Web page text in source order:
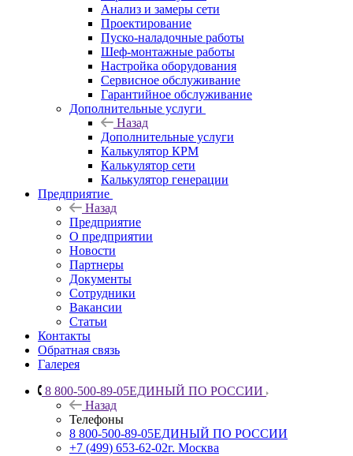
Анализ и замеры сети
Проектирование
Пуско-наладочные работы
Шеф-монтажные работы
Настройка оборудования
Сервисное обслуживание
Гарантийное обслуживание
Дополнительные услуги
Назад
Дополнительные услуги
Калькулятор КРМ
Калькулятор сети
Калькулятор генерации
Предприятие
Назад
Предприятие
О предприятии
Новости
Партнеры
Документы
Сотрудники
Вакансии
Статьи
Контакты
Обратная связь
Галерея
8 800-500-89-05ЕДИНЫЙ ПО РОССИИ
Назад
Телефоны
8 800-500-89-05ЕДИНЫЙ ПО РОССИИ
+7 (499) 653-62-02г. Москва